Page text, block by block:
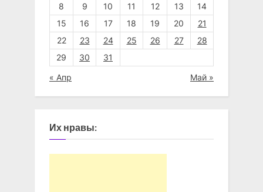
8
9 10 11 12 13
14
15
16 17 18 19 20
21
22
23 24 25 26 27
28
29
30 31
« Апр Май »
Их нравы: